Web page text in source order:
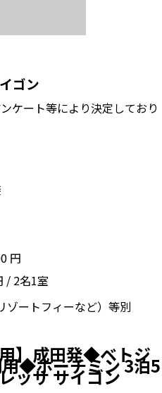
ゴン
ケート等により決定しており
円
/ 2名1室
ゾートフィーなど）等別
】成田発◆ベトジ
◆ホーチミン 3泊5
ッサ サイゴン